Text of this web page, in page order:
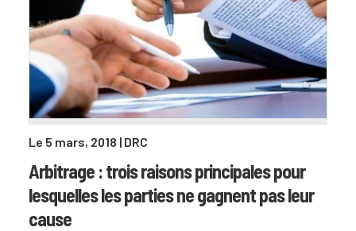
Le 5 mars, 2018 | DRC
Arbitrage : trois raisons principales pour
lesquelles les parties ne gagnent pas leur
cause